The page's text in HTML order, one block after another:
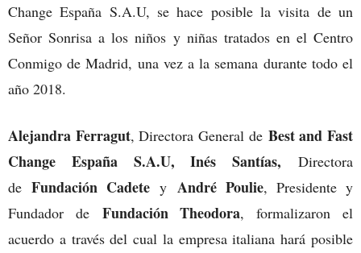
Change España S.A.U, se hace posible la visita de un
Señor Sonrisa a los niños y niñas tratados en el Centro
Conmigo de Madrid, una vez a la semana durante todo el
año 2018.
Alejandra Ferragut, Directora General de Best and Fast
Change España S.A.U, Inés Santías, Directora
de Fundación Cadete y André Poulie, Presidente y
Fundador de Fundación Theodora, formalizaron el
acuerdo a través del cual la empresa italiana hará posible